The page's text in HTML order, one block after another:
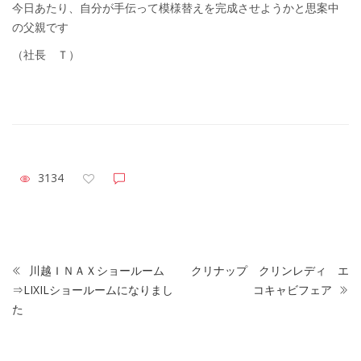
今日あたり、自分が手伝って模様替えを完成させようかと思案中
の父親です
（社長 Ｔ）
3134
川越ＩＮＡＸショールーム
⇒LIXILショールームになりまし
た
クリナップ クリンレディ エ
コキャビフェア